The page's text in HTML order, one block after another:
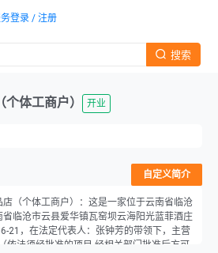
搜索
登录 / 注册
体工商户） 开业
自定义简介
店（个体工商户）：这是一家位于云南省临沧
临沧市云县爱华镇瓦窑坝云海阳光蓝菲酒庄
21，在法定代表人：张钟芳的带领下，主营
依法须经批准的项目,经相关部门批准后方可